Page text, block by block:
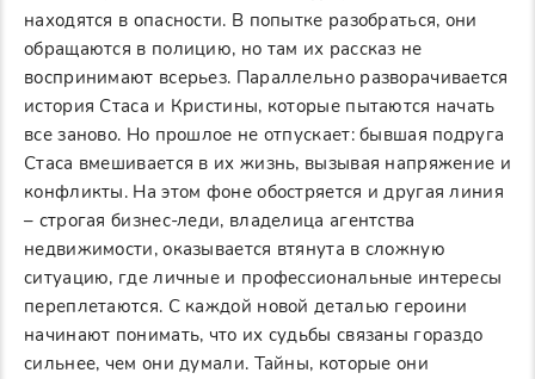
находятся в опасности. В попытке разобраться, они
обращаются в полицию, но там их рассказ не
воспринимают всерьез. Параллельно разворачивается
история Стаса и Кристины, которые пытаются начать
все заново. Но прошлое не отпускает: бывшая подруга
Стаса вмешивается в их жизнь, вызывая напряжение и
конфликты. На этом фоне обостряется и другая линия
– строгая бизнес-леди, владелица агентства
недвижимости, оказывается втянута в сложную
ситуацию, где личные и профессиональные интересы
переплетаются. С каждой новой деталью героини
начинают понимать, что их судьбы связаны гораздо
сильнее, чем они думали. Тайны, которые они